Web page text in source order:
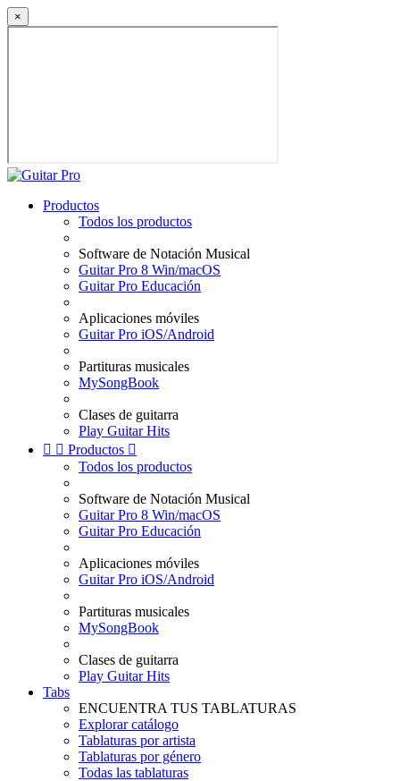
×
Productos
Todos los productos
Software de Notación Musical
Guitar Pro 8 Win/macOS
Guitar Pro Educación
Aplicaciones móviles
Guitar Pro iOS/Android
Partituras musicales
MySongBook
Clases de guitarra
Play Guitar Hits
  Productos 
Todos los productos
Software de Notación Musical
Guitar Pro 8 Win/macOS
Guitar Pro Educación
Aplicaciones móviles
Guitar Pro iOS/Android
Partituras musicales
MySongBook
Clases de guitarra
Play Guitar Hits
Tabs
ENCUENTRA TUS TABLATURAS
Explorar catálogo
Tablaturas por artista
Tablaturas por género
Todas las tablaturas